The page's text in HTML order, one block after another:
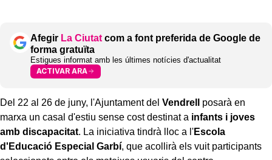
Afegir La Ciutat com a font preferida de Google de
forma gratuïta
Estigues informat amb les últimes notícies d'actualitat
ACTIVAR ARA
Del 22 al 26 de juny, l'Ajuntament del Vendrell
posarà en
marxa un casal d'estiu sense cost destinat a infants i joves
amb discapacitat. La iniciativa tindrà lloc a l'Escola
d'Educació Especial Garbí, que acollirà els vuit participants